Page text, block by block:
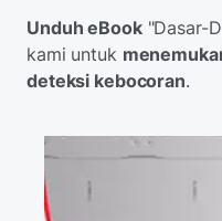
Unduh eBook"Dasar-
kami untuk
deteksi kebocoran.